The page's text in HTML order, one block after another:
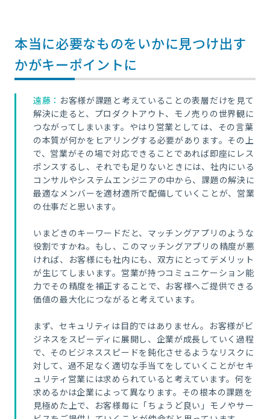
本当に必要なものをいかに見つけ出す
かがキーポイントに
遠藤： お客様が課題と考えていることの表層だけを見て
解決に走ると、プロダクトアウト、モノ売りの世界観に
つながってしまいます。やはり営業としては、その言葉
の本質が何かをヒアリングする必要があります。その上
で、営業がその場で対応できることであれば即座にレス
ポンスするし、それでも足りないときには、社内にいる
コンサルやシステムエンジニアの中から、課題の解決に
最適なメンバーを適材適所で配備していくことが、営業
の仕事だと思います。
いまどきのキーワードだと、マッチングアプリのような
役割ですかね。もし、このマッチングアプリの精度が悪
ければ、お客様にも社内にも、双方にとってデメリット
が生じてしまいます。営業が持つコミュニケーション能
力でその精度を補正することで、お客様へご提供できる
価値の最大化につながると考えています。
まず、セキュリティは目的ではありません。お客様がビ
ジネスをスピーディに展開し、企業が成長していく過程
で、そのビジネススピードを鈍化させるようなリスクに
対して、過不足なく適切な手当てをしていくことがセキ
ュリティ営業には求められていると考えています。何を
求めるかは企業によって異なります。その根本の課題を
見極めた上で、お客様毎に「ちょうど良い」モノやサー